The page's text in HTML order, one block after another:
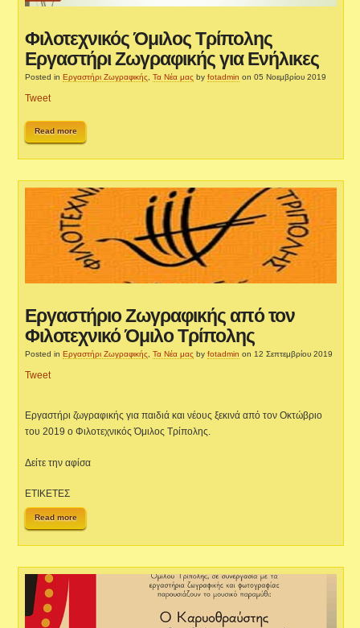
Φιλοτεχνικός Όμιλος Τρίπολης
Εργαστήρι Ζωγραφικής για Ενήλικες
Posted inΕργαστήρι Ζωγραφικής ,Τα Νέα μας byfotadmin on 05 Νοεμβρίου 2019
Tweet
Read more
Εργαστήριο Ζωγραφικής από τον
Φιλοτεχνικό Όμιλο Τρίπολης
Posted inΕργαστήρι Ζωγραφικής ,Τα Νέα μας byfotadmin on 12 Σεπτεμβρίου 2019
Tweet
Εργαστήρι ζωγραφικής για παιδιά και νέους ξεκινά από τον Οκτώβριο
του 2019 ο Φιλοτεχνικός Όμιλος Τρίπολης.
Δείτε την αφίσα
ΕΤΙΚΕΤΕΣ
Read more